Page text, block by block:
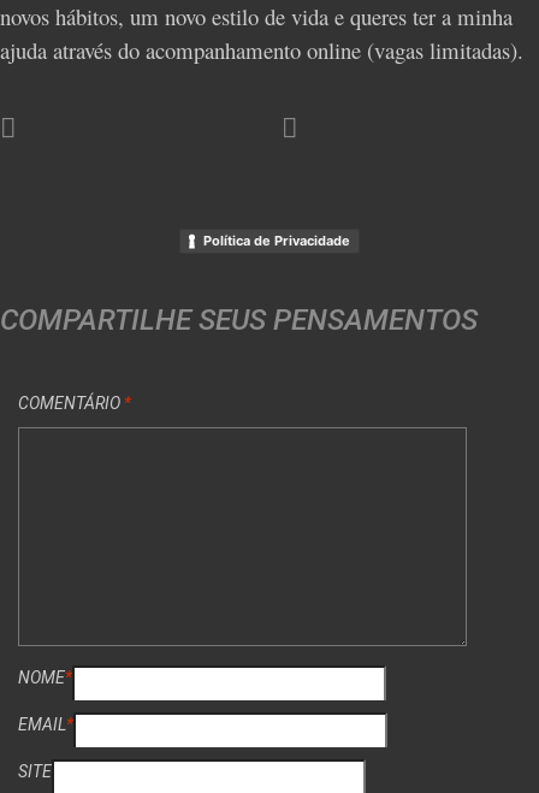
novos hábitos, um novo estilo de vida e queres ter a minha
ajuda através do acompanhamento online (vagas limitadas).
Política de Privacidade
COMPARTILHE SEUS PENSAMENTOS
COMENTÁRIO *
NOME*
EMAIL *
SITE